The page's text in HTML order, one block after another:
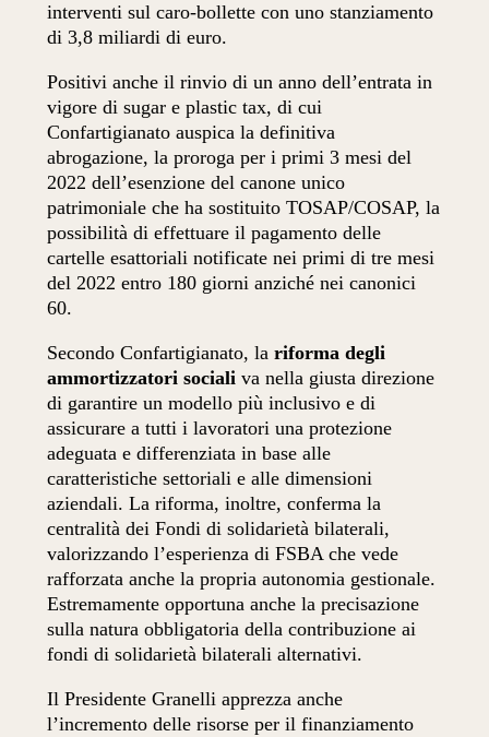
interventi sul caro-bollette con uno stanziamento
di 3,8 miliardi di euro.
Positivi anche il rinvio di un anno dell’entrata in
vigore di sugar e plastic tax, di cui
Confartigianato auspica la definitiva
abrogazione, la proroga per i primi 3 mesi del
2022 dell’esenzione del canone unico
patrimoniale che ha sostituito TOSAP/COSAP, la
possibilità di effettuare il pagamento delle
cartelle esattoriali notificate nei primi di tre mesi
del 2022 entro 180 giorni anziché nei canonici
60.
Secondo Confartigianato, lariforma degli
ammortizzatori sociali va nella giusta direzione
di garantire un modello più inclusivo e di
assicurare a tutti i lavoratori una protezione
adeguata e differenziata in base alle
caratteristiche settoriali e alle dimensioni
aziendali. La riforma, inoltre, conferma la
centralità dei Fondi di solidarietà bilaterali,
valorizzando l’esperienza di FSBA che vede
rafforzata anche la propria autonomia gestionale.
Estremamente opportuna anche la precisazione
sulla natura obbligatoria della contribuzione ai
fondi di solidarietà bilaterali alternativi.
Il Presidente Granelli apprezza anche
l’incremento delle risorse per il finanziamento